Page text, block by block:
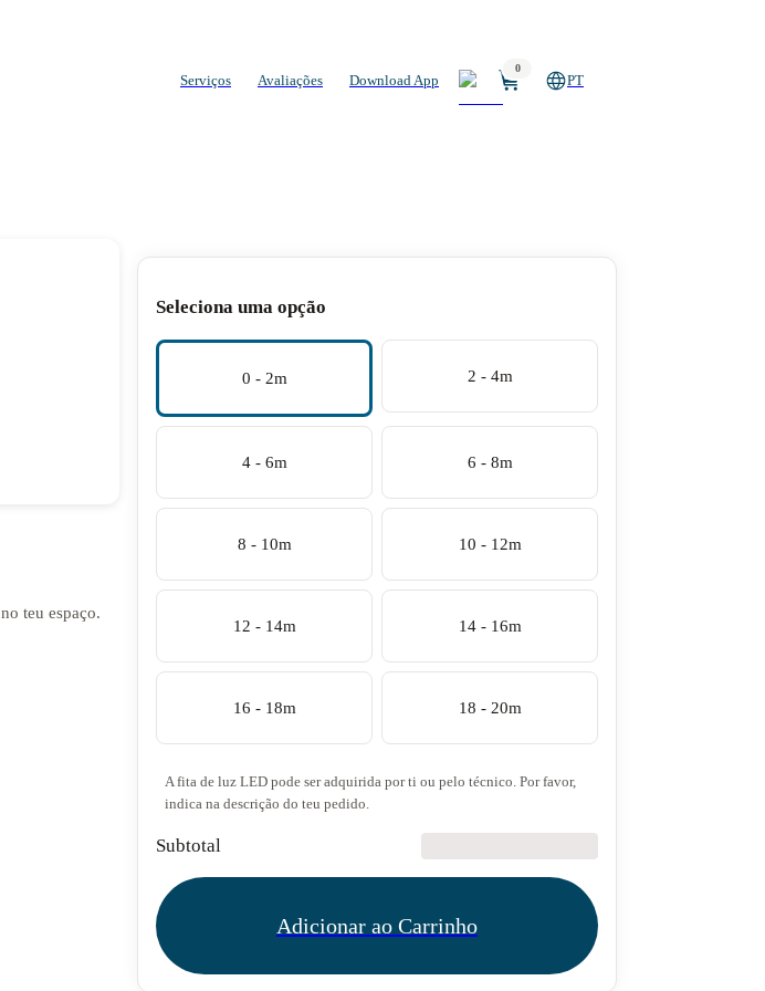
Serviços Avaliações Download App
0
PT
teu espaço.
Seleciona uma opção
0 - 2m 2 - 4m
4 - 6m 6 - 8m
8 - 10m 10 - 12m
12 - 14m 14 - 16m
16 - 18m 18 - 20m
A fita de luz LED pode ser adquirida por ti ou pelo técnico. Por favor,
indica na descrição do teu pedido.
Subtotal
Adicionar ao Carrinho